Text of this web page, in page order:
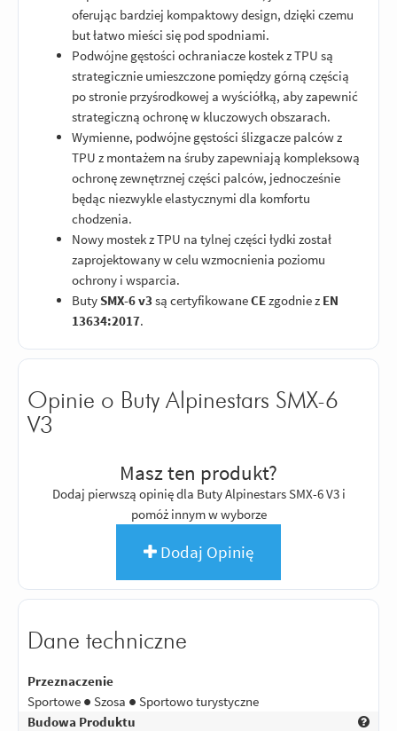
oferując bardziej kompaktowy design, dzięki czemu
but łatwo mieści się pod spodniami.
Podwójne gęstości ochraniacze kostek z TPU są
strategicznie umieszczone pomiędzy górną częścią
po stronie przyśrodkowej a wyściółką, aby zapewnić
strategiczną ochronę w kluczowych obszarach.
Wymienne, podwójne gęstości ślizgacze palców z
TPU z montażem na śruby zapewniają kompleksową
ochronę zewnętrznej części palców, jednocześnie
będąc niezwykle elastycznymi dla komfortu
chodzenia.
Nowy mostek z TPU na tylnej części łydki został
zaprojektowany w celu wzmocnienia poziomu
ochrony i wsparcia.
ButySMX-6 v3są certyfikowaneCEzgodnie z EN
13634:2017.
Opinie o Buty Alpinestars SMX-6
V3
Masz ten produkt?
Dodaj pierwszą opinię dla Buty Alpinestars SMX-6 V3 i
pomóż innym w wyborze
Dodaj Opinię
Dane techniczne
Przeznaczenie
Sportowe ● Szosa ● Sportowo turystyczne
Budowa Produktu